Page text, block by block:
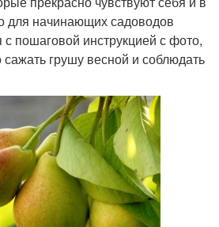
для начинающих садоводов
с пошаговой инструкцией с фото,
сажать грушу весной и соблюдать